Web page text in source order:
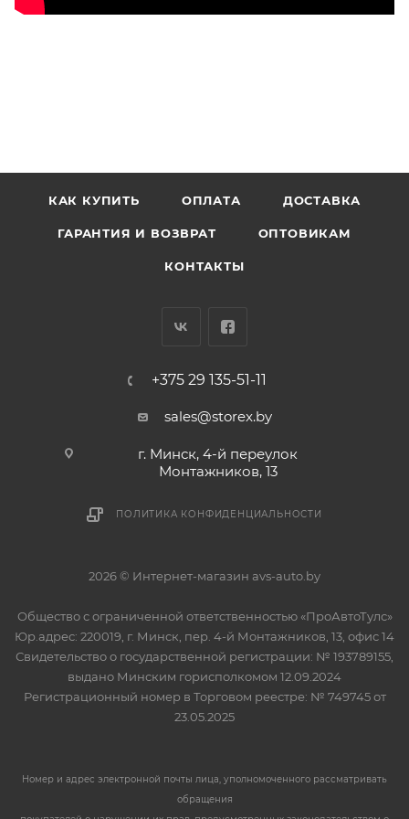
КАК КУПИТЬ ОПЛАТА ДОСТАВКА
ГАРАНТИЯ И ВОЗВРАТ ОПТОВИКАМ
КОНТАКТЫ
+375 29 135-51-11
sales@storex.by
г. Минск, 4-й переулок
Монтажников, 13
ПОЛИТИКА КОНФИДЕНЦИАЛЬНОСТИ
2026 © Интернет-магазин avs-auto.by
Общество с ограниченной ответственностью «ПроАвтоТулс»
Юр.адрес: 220019, г. Минск, пер. 4-й Монтажников, 13, офис 14
Свидетельство о государственной регистрации: № 193789155,
выдано Минским горисполкомом 12.09.2024
Регистрационный номер в Торговом реестре: № 749745 от
23.05.2025
Номер и адрес электронной почты лица, уполномоченного рассматривать
обращения